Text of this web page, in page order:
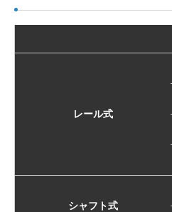
レール式
シャフト式